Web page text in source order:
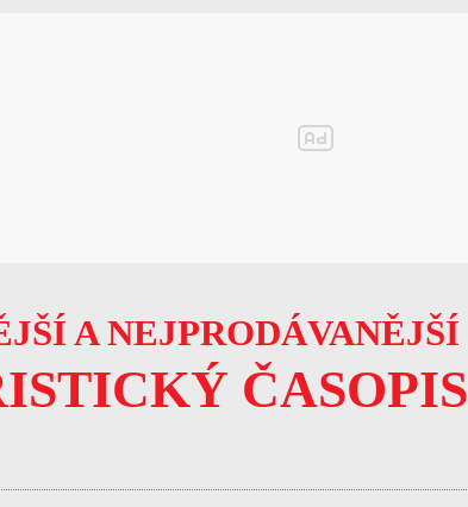
A NEJPRODÁVANĚJŠÍ
ČASOPIS